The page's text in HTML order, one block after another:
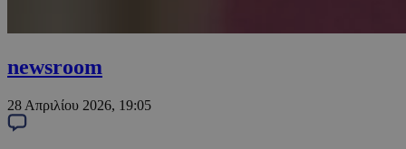
newsroom
28 Απριλίου 2026, 19:05